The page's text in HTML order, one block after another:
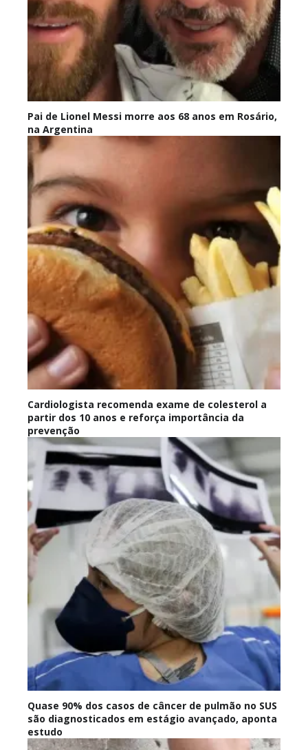
Pai de Lionel Messi morre aos 68 anos em Rosário,
na Argentina
Cardiologista recomenda exame de colesterol a
partir dos 10 anos e reforça importância da
prevenção
Quase 90% dos casos de câncer de pulmão no SUS
são diagnosticados em estágio avançado, aponta
estudo